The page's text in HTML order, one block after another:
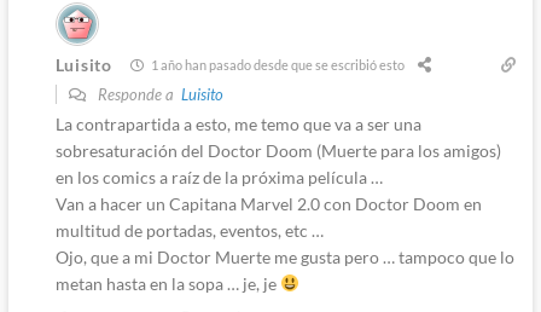
Luisito 1 año han pasado desde que se escribió esto
Responde a Luisito
La contrapartida a esto, me temo que va a ser una
sobresaturación del Doctor Doom (Muerte para los amigos)
en los comics a raíz de la próxima película …
Van a hacer un Capitana Marvel 2.0 con Doctor Doom en
multitud de portadas, eventos, etc …
Ojo, que a mi Doctor Muerte me gusta pero … tampoco que lo
metan hasta en la sopa … je, je